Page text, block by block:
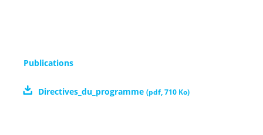
Publications
Directives_du_programme (pdf,710 Ko)